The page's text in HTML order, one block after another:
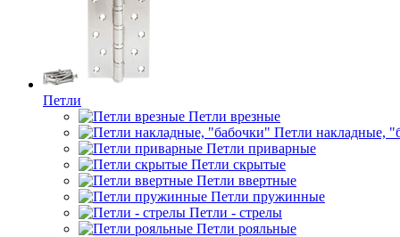
Петли
Петли врезные
Петли накладные,
Петли приварные
Петли скрытые
Петли ввертные
Петли пружинные
Петли - стрелы
Петли рояльные